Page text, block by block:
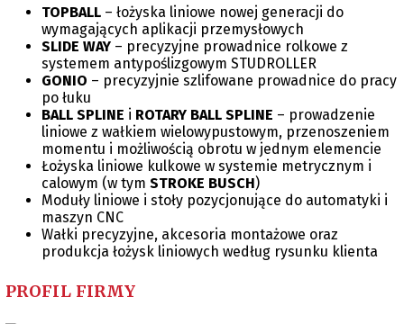
japońskimi standardami. Firma rozwija sprzedaż
międzynarodową poprzez sieć handlową i wsparcie
techniczne – europejski oddział NB znajduje się w Holandii,
gdzie działa dział wsparcia technicznego i zaplecze
magazynowo-logistyczne. Systemy ruchu liniowego NB
wykorzystują elementy toczne (kulki lub rolki), zapewniając
płynny ruch, wysoką sztywność i precyzję pozycjonowania.
Produkty firmy – tuleje liniowe, prowadnice liniowe oraz
prowadnice rolkowe krzyżowe – znajdują zastosowanie w
przemyśle półprzewodnikowym, automatyce przemysłowej,
urządzeniach optycznych, aparaturze medycznej oraz
maszynach wymagających najwyższej precyzji ruchu.
TOPBALL – łożyska liniowe nowej generacji do
wymagających aplikacji przemysłowych
SLIDE WAY – precyzyjne prowadnice rolkowe z
systemem antypoślizgowym STUDROLLER
GONIO – precyzyjnie szlifowane prowadnice do pracy
po łuku
BALL SPLINE i ROTARY BALL SPLINE – prowadzenie
liniowe z wałkiem wielowypustowym, przenoszeniem
momentu i możliwością obrotu w jednym elemencie
Łożyska liniowe kulkowe w systemie metrycznym i
calowym (w tym STROKE BUSCH)
Moduły liniowe i stoły pozycjonujące do automatyki i
maszyn CNC
Wałki precyzyjne, akcesoria montażowe oraz
produkcja łożysk liniowych według rysunku klienta
PROFIL FIRMY